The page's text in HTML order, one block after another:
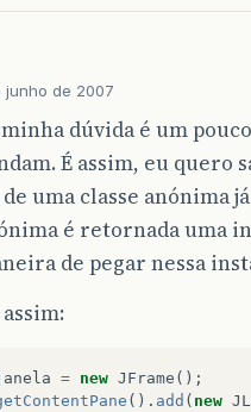
junho de 2007
minha dúvida é um
É assim, eu quero
uma classe anónima
é retornada uma
de pegar nessa
= new JFrame ();
(). add ( new